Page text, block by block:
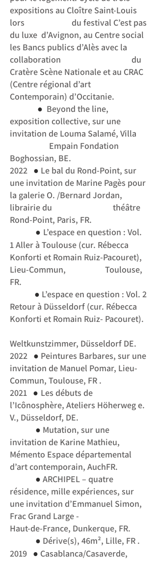
expositions au Cloître Saint-Louis
lors du festival C’est pas
du luxe d’Avignon, au Centre social
les Bancs publics d’Alès avec la
collaboration du
Cratère Scène Nationale et au CRAC
(Centre régional d’art
Contemporain) d’Occitanie.
● Beyond the line,
exposition collective, sur une
invitation de Louma Salamé, Villa
Empain Fondation
Boghossian, BE.
2022 ● Le bal du Rond-Point, sur
une invitation de Marine Pagès pour
la galerie O. /Bernard Jordan,
librairie du théâtre
Rond-Point, Paris, FR.
● L’espace en question : Vol.
1 Aller à Toulouse (cur. Rébecca
Konforti et Romain Ruiz-Pacouret),
Lieu-Commun, Toulouse,
FR.
● L’espace en question : Vol. 2
Retour à Düsseldorf (cur. Rébecca
Konforti et Romain Ruiz- Pacouret).
Weltkunstzimmer, Düsseldorf DE.
2022 ● Peintures Barbares, sur une
invitation de Manuel Pomar, Lieu-
Commun, Toulouse, FR .
2021 ● Les débuts de
l’Icônosphère, Ateliers Höherweg e.
V., Düsseldorf, DE.
● Mutation, sur une
invitation de Karine Mathieu,
Mémento Espace départemental
d’art contemporain, AuchFR.
● ARCHIPEL – quatre
résidence, mille expériences, sur
une invitation d’Emmanuel Simon,
Frac Grand Large -
Haut-de-France, Dunkerque, FR.
● Dérive(s), 46m², Lille, FR .
2019 ● Casablanca/Casaverde,